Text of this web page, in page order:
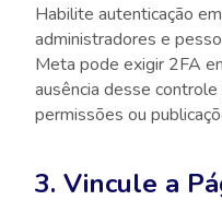
Habilite autenticação
administradores e
Meta pode exigir 2FA
ausência desse
permissões ou
3. Vincule a